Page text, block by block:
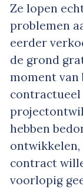
Ze lopen
problemen
eerder
de grond
moment van
hebben
ontwikkelen,
contract
voorlopig